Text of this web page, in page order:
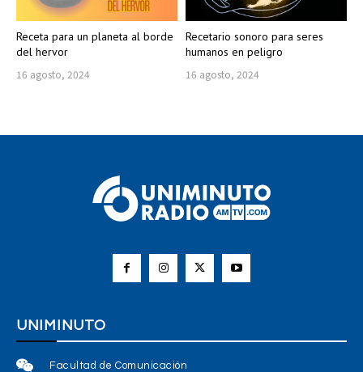
Receta para un planeta al borde
del hervor
16 agosto, 2024
Recetario sonoro para seres
humanos en peligro
16 agosto, 2024
UNIMINUTO
Facultad de Comunicación